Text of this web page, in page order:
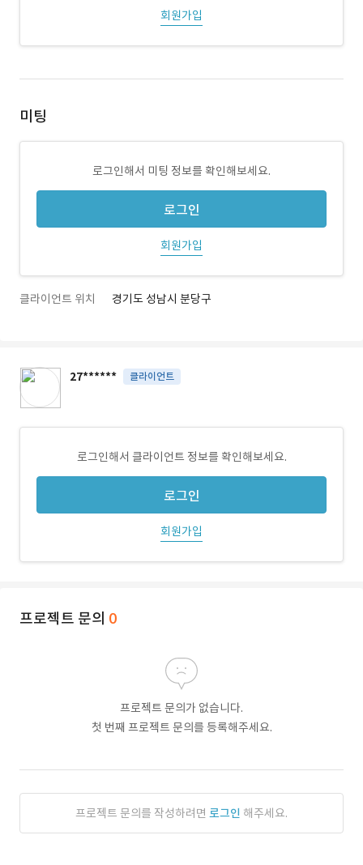
회원가입
미팅
로그인해서 미팅 정보를 확인해보세요.
로그인
회원가입
클라이언트 위치 경기도 성남시 분당구
27****** 클라이언트
로그인해서 클라이언트 정보를 확인해보세요.
로그인
회원가입
프로젝트 문의 0
프로젝트 문의가 없습니다.
첫 번째 프로젝트 문의를 등록해주세요.
프로젝트 문의를 작성하려면 로그인 해주세요.